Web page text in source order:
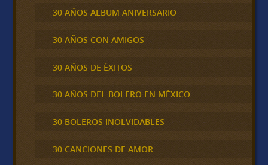
30 AÑOS ALBUM ANIVERSARIO
30 AÑOS CON AMIGOS
30 AÑOS DE ÉXITOS
30 AÑOS DEL BOLERO EN MÉXICO
30 BOLEROS INOLVIDABLES
30 CANCIONES DE AMOR